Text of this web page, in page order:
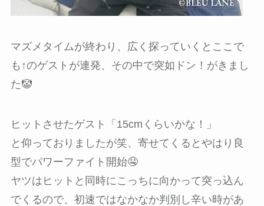
マズメタイムが終わり、広く探っていくとここで
も↑のゲストが連発、その中で突如ドン！がきまし
た🤡
ヒットさせたゲスト「15cmくらいかな！」
と仰っておりましたが笑、寄せてくるとやはり良
型でパワーファイト開始🤤
ヤツはヒットと同時にこっちに向かって突っ込ん
でくるので、初速ではなかなか判別し辛い時があ